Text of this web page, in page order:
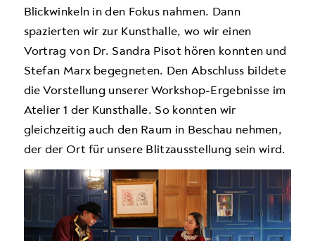
Blickwinkeln in den Fokus nahmen. Dann
spazierten wir zur Kunsthalle, wo wir einen
Vortrag von Dr. Sandra Pisot hören konnten und
Stefan Marx begegneten. Den Abschluss bildete
die Vorstellung unserer Workshop-Ergebnisse im
Atelier 1 der Kunsthalle. So konnten wir
gleichzeitig auch den Raum in Beschau nehmen,
der der Ort für unsere Blitzausstellung sein wird.